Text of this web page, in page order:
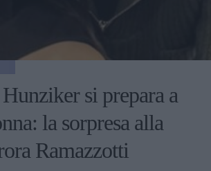
si prepara a
la sorpresa alla
Ramazzotti